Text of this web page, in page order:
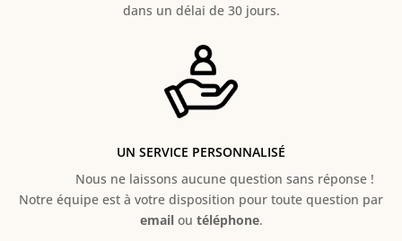
dans un délai de 30 jours.
UN SERVICE PERSONNALISÉ
Nous ne laissons aucune question sans réponse !
Notre équipe est à votre disposition pour toute question par
emailou téléphone.